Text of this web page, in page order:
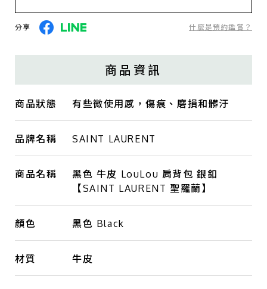
分享 什麼是預約鑑賞？
商品資訊
商品狀態 有些微使用感，傷痕、磨損和髒汙
品牌名稱 SAINT LAURENT
商品名稱
黑色 牛皮 LouLou 肩背包 銀釦
【SAINT LAURENT 聖羅蘭】
顏色 黑色 Black
材質 牛皮